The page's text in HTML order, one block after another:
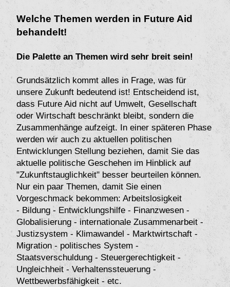
Welche Themen werden in Future Aid
behandelt!
Die Palette an Themen wird sehr breit sein!
Grundsätzlich kommt alles in Frage, was für
unsere Zukunft bedeutend ist! Entscheidend ist,
dass Future Aid nicht auf Umwelt, Gesellschaft
oder Wirtschaft beschränkt bleibt, sondern die
Zusammenhänge aufzeigt. In einer späteren Phase
werden wir auch zu aktuellen politischen
Entwicklungen Stellung beziehen, damit Sie das
aktuelle politische Geschehen im Hinblick auf
"Zukunftstauglichkeit" besser beurteilen können.
Nur ein paar Themen, damit Sie einen
Vorgeschmack bekommen: Arbeitslosigkeit
- Bildung - Entwicklungshilfe - Finanzwesen -
Globalisierung - internationale Zusammenarbeit -
Justizsystem - Klimawandel - Marktwirtschaft -
Migration - politisches System -
Staatsverschuldung - Steuergerechtigkeit -
Ungleichheit - Verhaltenssteuerung -
Wettbewerbsfähigkeit - etc.